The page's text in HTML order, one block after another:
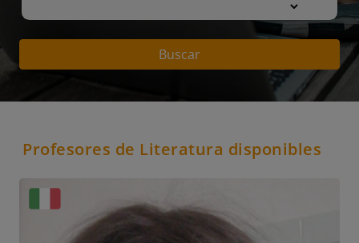
Buscar
Profesores de Literatura disponibles